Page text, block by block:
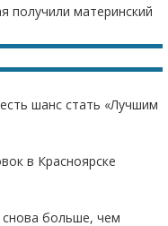
получили материнский
шанс стать «Лучшим
в Красноярске
больше, чем